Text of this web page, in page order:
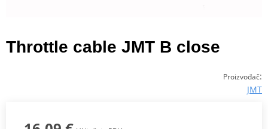
Throttle cable JMT B close
Proizvođač:
JMT